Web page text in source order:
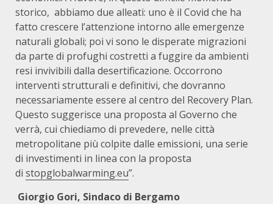
storico, abbiamo due alleati: uno è il Covid che ha
fatto crescere l’attenzione intorno alle emergenze
naturali globali; poi vi sono le disperate migrazioni
da parte di profughi costretti a fuggire da ambienti
resi invivibili dalla desertificazione. Occorrono
interventi strutturali e definitivi, che dovranno
necessariamente essere al centro del Recovery Plan.
Questo suggerisce una proposta al Governo che
verrà, cui chiediamo di prevedere, nelle città
metropolitane più colpite dalle emissioni, una serie
di investimenti in linea con la proposta
di stopglobalwarming.eu”.
Giorgio Gori, Sindaco di Bergamo